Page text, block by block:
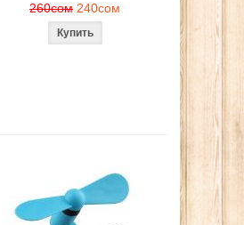
260сом 240сом